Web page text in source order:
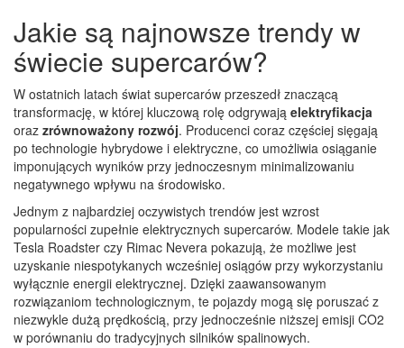
Jakie są najnowsze trendy w
świecie supercarów?
W ostatnich latach świat supercarów przeszedł znaczącą
transformację, w której kluczową rolę odgrywają elektryfikacja
oraz zrównoważony rozwój. Producenci coraz częściej sięgają
po technologie hybrydowe i elektryczne, co umożliwia osiąganie
imponujących wyników przy jednoczesnym minimalizowaniu
negatywnego wpływu na środowisko.
Jednym z najbardziej oczywistych trendów jest wzrost
popularności zupełnie elektrycznych supercarów. Modele takie jak
Tesla Roadster czy Rimac Nevera pokazują, że możliwe jest
uzyskanie niespotykanych wcześniej osiągów przy wykorzystaniu
wyłącznie energii elektrycznej. Dzięki zaawansowanym
rozwiązaniom technologicznym, te pojazdy mogą się poruszać z
niezwykle dużą prędkością, przy jednocześnie niższej emisji CO2
w porównaniu do tradycyjnych silników spalinowych.